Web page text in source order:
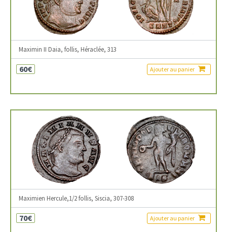
Maximin II Daia, follis, Héraclée, 313
60€ Ajouter au panier
Maximien Hercule,1/2 follis, Siscia, 307-308
70€ Ajouter au panier